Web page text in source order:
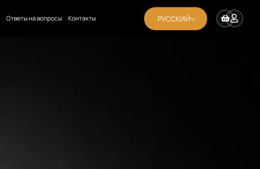
Ответы на вопросы Контакты РУССКИЙ